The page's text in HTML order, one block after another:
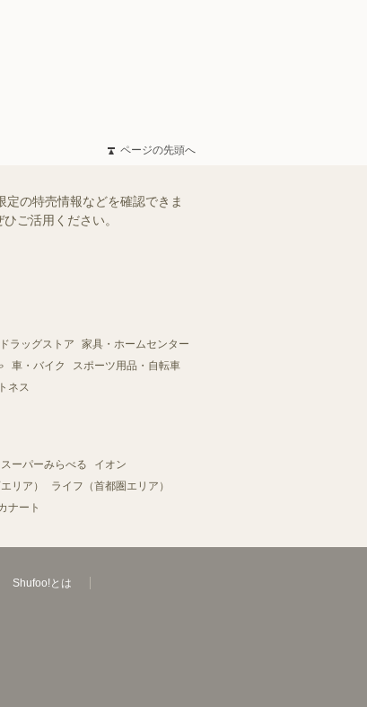
ページの先頭へ
の特売情報などを確認できま
ご活用ください。
ドラッグストア
家具・ホームセンター
車・バイク
スポーツ用品・自転車
ネス
スーパーみらべる
イオン
リア）
ライフ（首都圏エリア）
ナート
Shufoo!とは